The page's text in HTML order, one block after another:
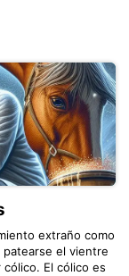
extraño como
patearse el vientre
El cólico es